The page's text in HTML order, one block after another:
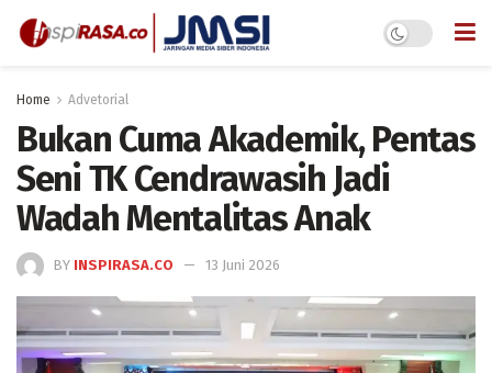
Home Advetorial
Bukan Cuma Akademik, Pentas
Seni TK Cendrawasih Jadi
Wadah Mentalitas Anak
BY INSPIRASA.CO 13 Juni 2026